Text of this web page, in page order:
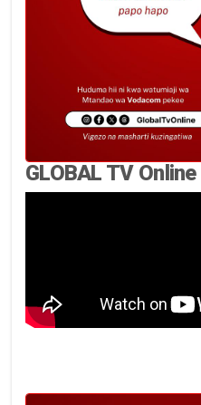
GLOBAL TV Online